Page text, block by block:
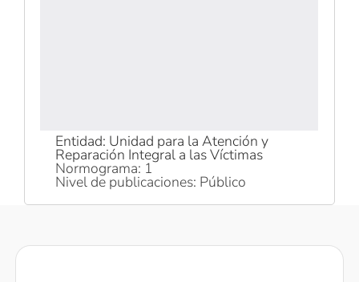
Entidad: Unidad para la Atención y
Reparación Integral a las Víctimas
Normograma: 1
Nivel de publicaciones: Público